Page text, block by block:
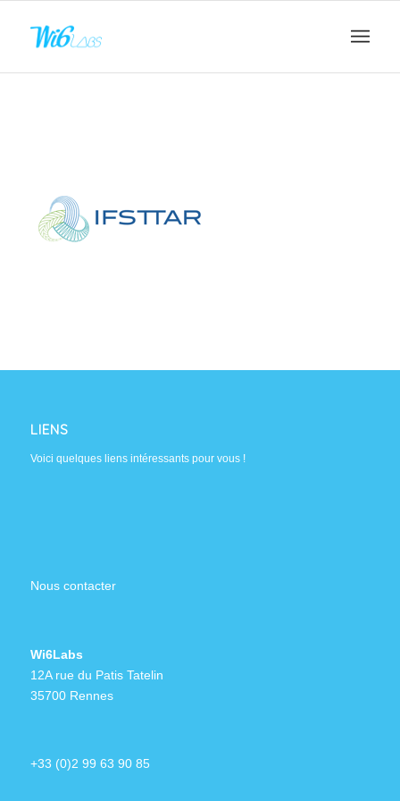
LIENS
Voici quelques liens intéressants pour vous !
Nous contacter
Wi6Labs
12A rue du Patis Tatelin
35700 Rennes
+33 (0)2 99 63 90 85